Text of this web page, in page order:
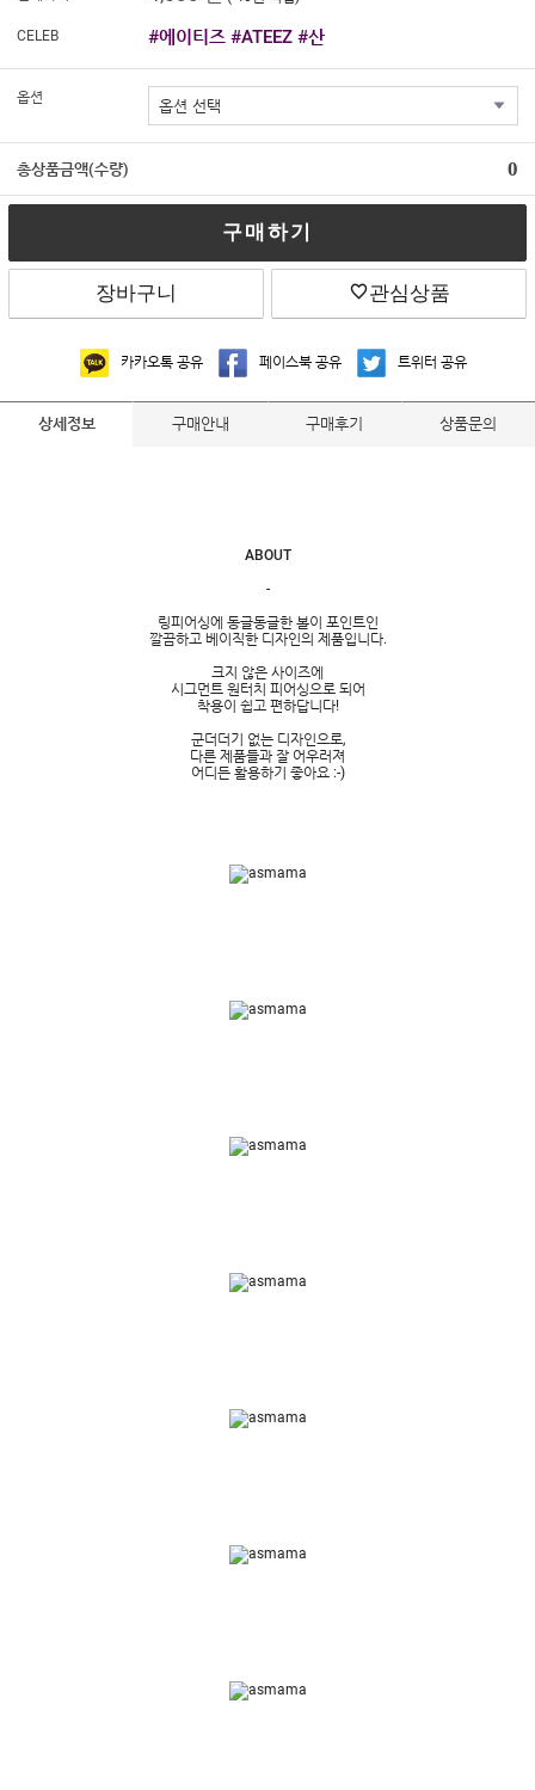
CELEB #에이티즈 #ATEEZ #산
옵션
총상품금액(수량) 0
구매하기
장바구니 관심상품
카카오톡 공유 페이스북 공유 트위터 공유
상세정보 구매안내 구매후기 상품문의
ABOUT
-
링피어싱에 동글동글한 볼이 포인트인
깔끔하고 베이직한 디자인의 제품입니다.
크지 않은 사이즈에
시그먼트 원터치 피어싱으로 되어
착용이 쉽고 편하답니다!
군더더기 없는 디자인으로,
다른 제품들과 잘 어우러져
어디든 활용하기 좋아요 :-)